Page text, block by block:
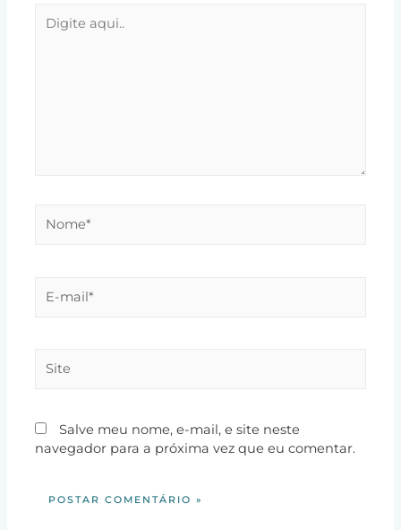
Salve meu nome, e-mail, e site neste
navegador para a próxima vez que eu comentar.